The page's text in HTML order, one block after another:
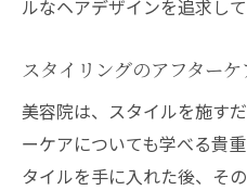
ルなヘアデザインを追求して
スタイリングのアフター
美容院は、スタイルを施す
ーケアについても学べる貴
タイルを手に入れた後、そ